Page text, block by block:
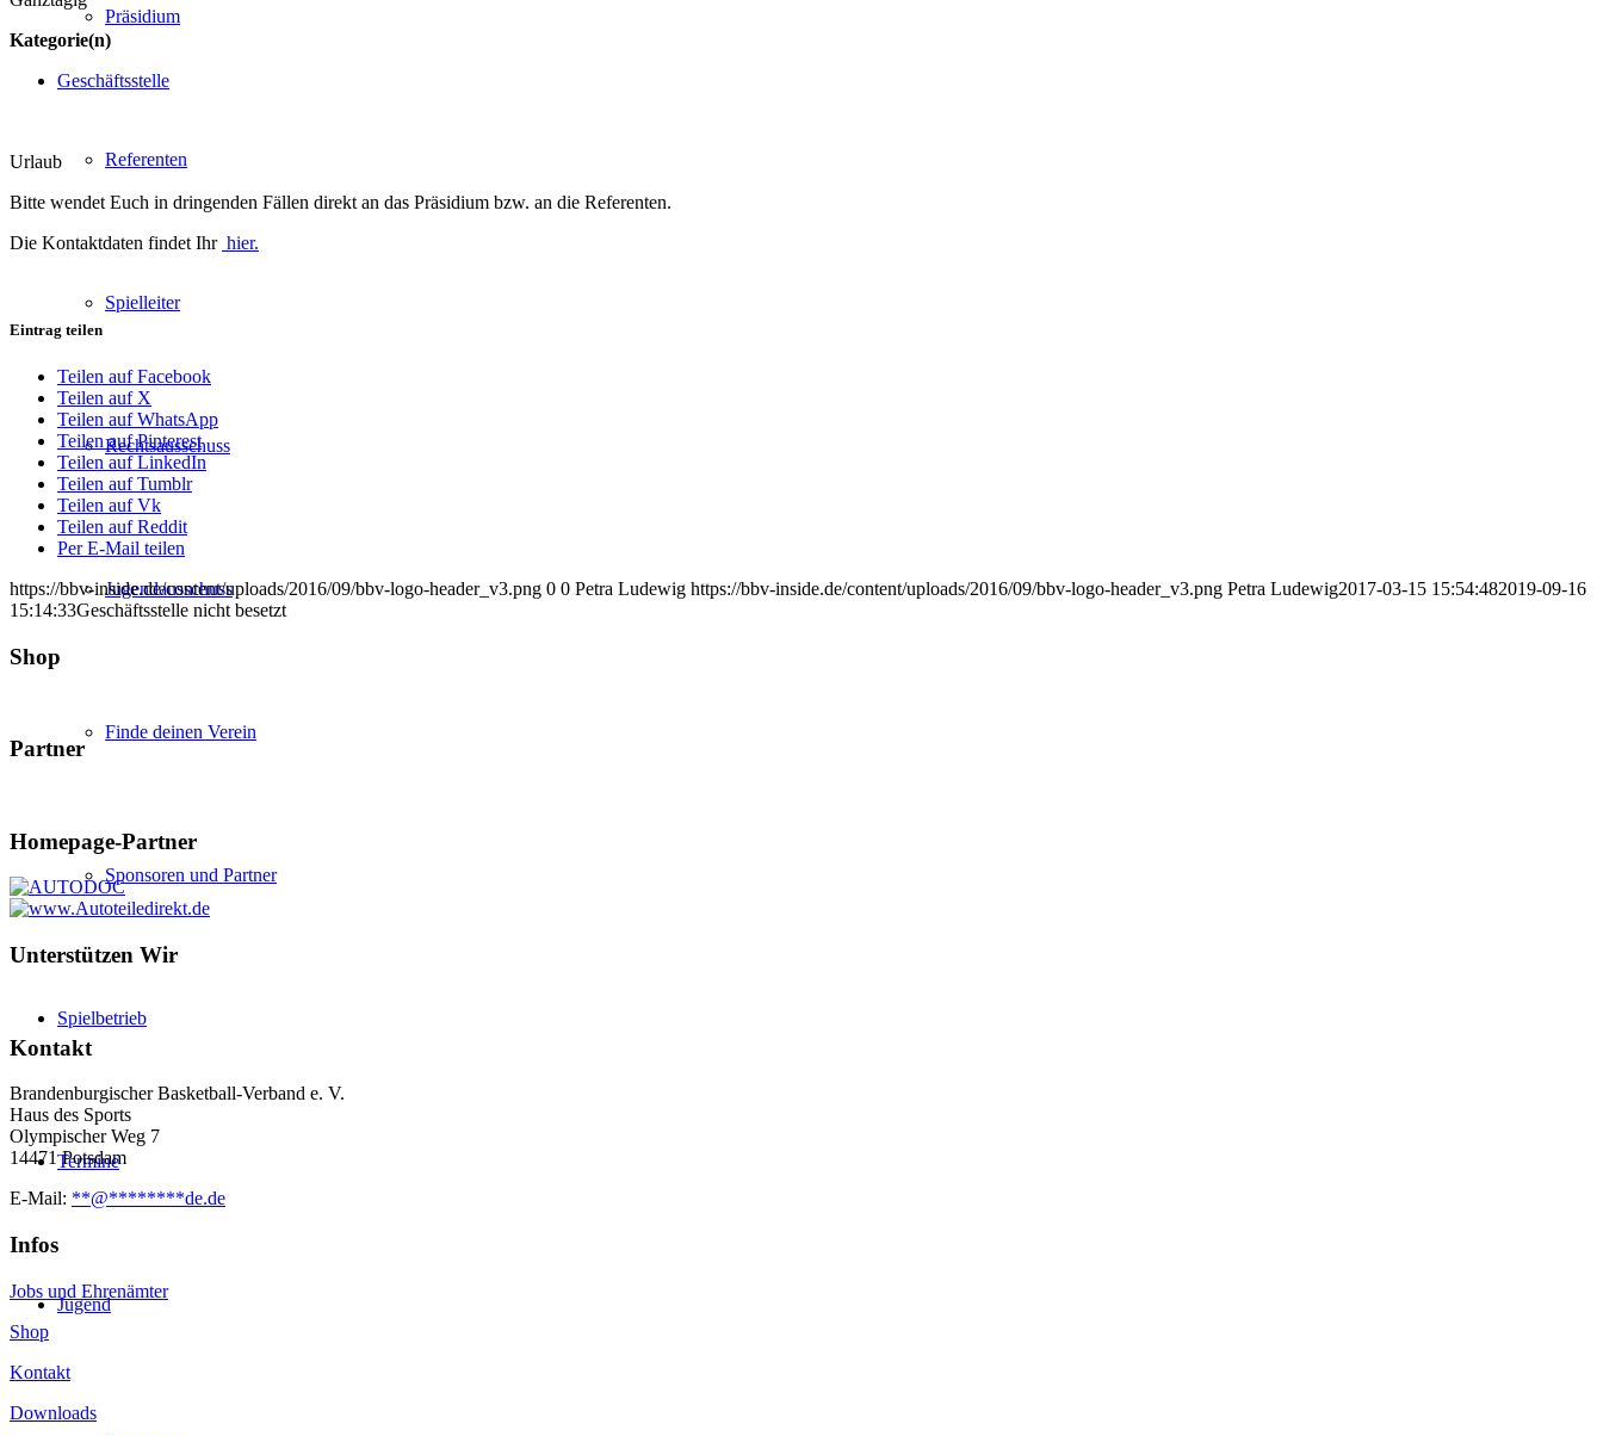
Präsidium
Referenten
Spielleiter
Rechtsausschuss
Jugendausschuss
Finde deinen Verein
Sponsoren und Partner
Spielbetrieb
Termine
Jugend
Kategorie(n)
Geschäftsstelle
Urlaub
Bitte wendet Euch in dringenden Fällen direkt an das Präsidium bzw. an die Referenten.
Die Kontaktdaten findet Ihr hier.
Eintrag teilen
Teilen auf Facebook
Teilen auf X
Teilen auf WhatsApp
Teilen auf Pinterest
Teilen auf LinkedIn
Teilen auf Tumblr
Teilen auf Vk
Teilen auf Reddit
Per E-Mail teilen
https://bbv-inside.de/content/uploads/2016/09/bbv-logo-header_v3.png 0 0 Petra Ludewig https://bbv-inside.de/content/uploads/2016/09/bbv-logo-header_v3.png Petra Ludewig2017-03-15 15:54:482019-09-16
15:14:33Geschäftsstelle nicht besetzt
Shop
Partner
Homepage-Partner
Unterstützen Wir
Kontakt
Brandenburgischer Basketball-Verband e. V.
Haus des Sports
Olympischer Weg 7
14471 Potsdam
E-Mail: **@********de.de
Infos
Jobs und Ehrenämter
Shop
Kontakt
Downloads